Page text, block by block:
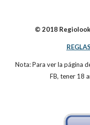
© 2018 Regiolook
Nota: Para ver la página
FB, tener 18